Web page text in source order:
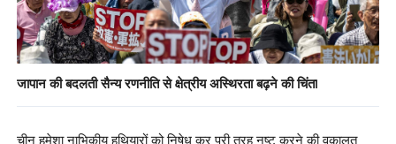
जापान की बदलती सैन्य रणनीति से क्षेत्रीय अस्थिरता बढ़ने की चिंता
चीन हमेशा नाभिकीय हथियारों को निषेध कर पूरी तरह नष्ट करने की वकालत